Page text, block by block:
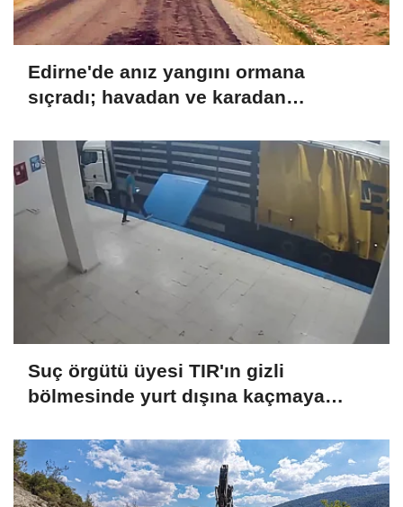
Edirne'de anız yangını ormana
sıçradı; havadan ve karadan
Suç örgütü üyesi TIR'ın gizli
bölmesinde yurt dışına kaçmaya